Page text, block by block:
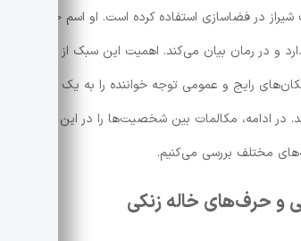
در فضاسازی استفاده کرده است. او اسم خیابان‌ها و
و در رمان بیان می‌کند. اهمیت این سبک از قلم، به
مکان‌های رایج و عمومی توجه خواننده را به یک
در ادامه، مکالمات بین شخصیت‌ها را در این مکان‌ها
مختلف بررسی می‌کنیم.
و حرف‌های خاله زنکی